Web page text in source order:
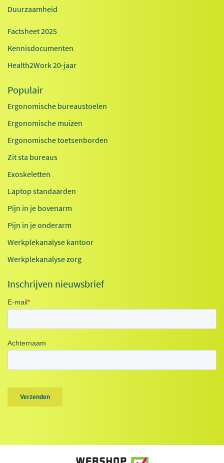
Duurzaamheid
Factsheet 2025
Kennisdocumenten
Health2Work 20-jaar
Populair
Ergonomische bureaustoelen
Ergonomische muizen
Ergonomische toetsenborden
Zit sta bureaus
Exoskeletten
Laptop standaarden
Pijn in je bovenarm
Pijn in je onderarm
Werkplekanalyse kantoor
Werkplekanalyse zorg
Inschrijven nieuwsbrief